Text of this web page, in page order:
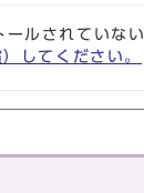
ルされていない
してください。